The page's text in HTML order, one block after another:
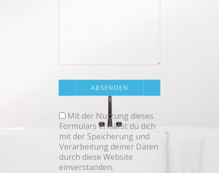
Mit der Nutzung dieses
Formulars erklärst du dich
mit der Speicherung und
Verarbeitung deiner Daten
durch diese Website
einverstanden.